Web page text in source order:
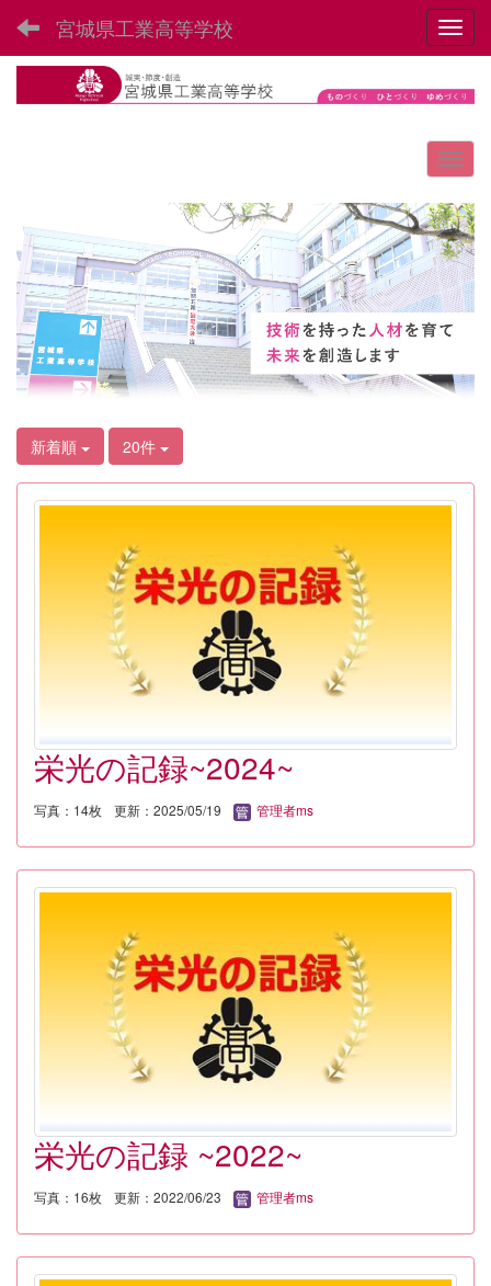
宮城県工業高等学校
新着順 20件
栄光の記録~2024~
写真：14枚 更新：2025/05/19 管理者ms
栄光の記録 ~2022~
写真：16枚 更新：2022/06/23 管理者ms